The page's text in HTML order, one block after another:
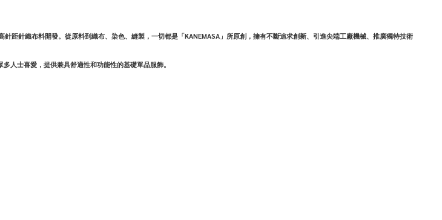
距針織布料開發。從原料到織布、染色、縫製，一切都是「KANEMASA」所原創，擁有不斷追求創新、引進尖端工廠機械、推廣獨特技術
人士喜愛，提供兼具舒適性和功能性的基礎單品服飾。